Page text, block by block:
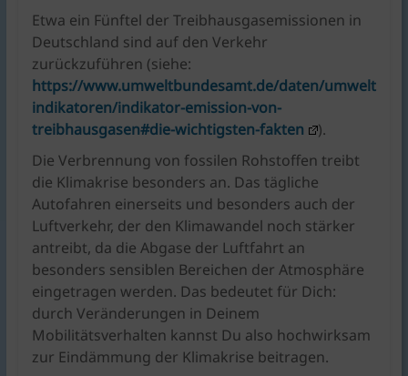
Etwa ein Fünftel der Treibhausgasemissionen in
Deutschland sind auf den Verkehr
zurückzuführen (siehe:
https://www.umweltbundesamt.de/daten/umwelt
indikatoren/indikator-emission-von-
treibhausgasen#die-wichtigsten-fakten
).
Die Verbrennung von fossilen Rohstoffen treibt
die Klimakrise besonders an. Das tägliche
Autofahren einerseits und besonders auch der
Luftverkehr, der den Klimawandel noch stärker
antreibt, da die Abgase der Luftfahrt an
besonders sensiblen Bereichen der Atmosphäre
eingetragen werden. Das bedeutet für Dich:
durch Veränderungen in Deinem
Mobilitätsverhalten kannst Du also hochwirksam
zur Eindämmung der Klimakrise beitragen.